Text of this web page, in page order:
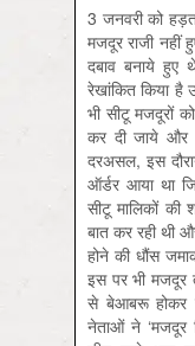
3 जनवरी को
मजदूर राजी नहीं
दबाव बनाये हुए
रेखांकित किया है
भी सीटू मजदूरों
कर दी जाये और
दरअसल, इस
ऑर्डर आया था
सीटू मालिकों
बात कर रही थी
होने की धौंस
इस पर भी मजदूर
से बेआबरू होकर
नेताओं ने ‘मजदूर